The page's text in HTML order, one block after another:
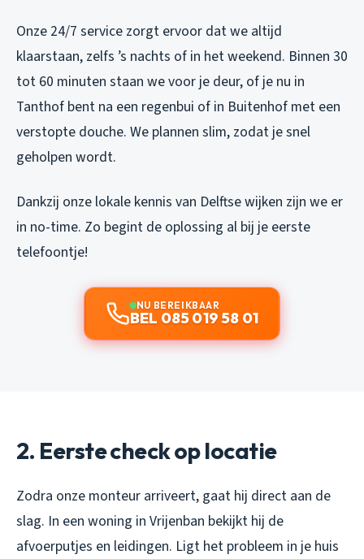
Onze 24/7 service zorgt ervoor dat we altijd
klaarstaan, zelfs ’s nachts of in het weekend. Binnen 30
tot 60 minuten staan we voor je deur, of je nu in
Tanthof bent na een regenbui of in Buitenhof met een
verstopte douche. We plannen slim, zodat je snel
geholpen wordt.
Dankzij onze lokale kennis van Delftse wijken zijn we er
in no-time. Zo begint de oplossing al bij je eerste
telefoontje!
NU BEREIKBAAR
BEL 085 019 58 01
2. Eerste check op locatie
Zodra onze monteur arriveert, gaat hij direct aan de
slag. In een woning in Vrijenban bekijkt hij de
afvoerputjes en leidingen. Ligt het probleem in je huis